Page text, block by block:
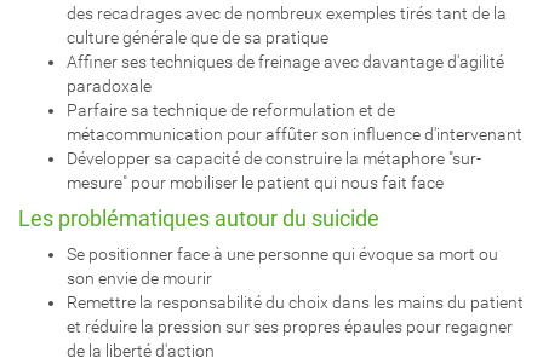
des recadrages avec de nombreux exemples tirés tant de la
culture générale que de sa pratique
Affiner ses techniques de freinage avec davantage d'agilité
paradoxale
Parfaire sa technique de reformulation et de
métacommunication pour affûter son influence d'intervenant
Développer sa capacité de construire la métaphore "sur-
mesure" pour mobiliser le patient qui nous fait face
Les problématiques autour du suicide
Se positionner face à une personne qui évoque sa mort ou
son envie de mourir
Remettre la responsabilité du choix dans les mains du patient
et réduire la pression sur ses propres épaules pour regagner
de la liberté d'action